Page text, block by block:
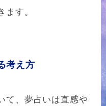
す。
考え方
て、夢占いは直感や